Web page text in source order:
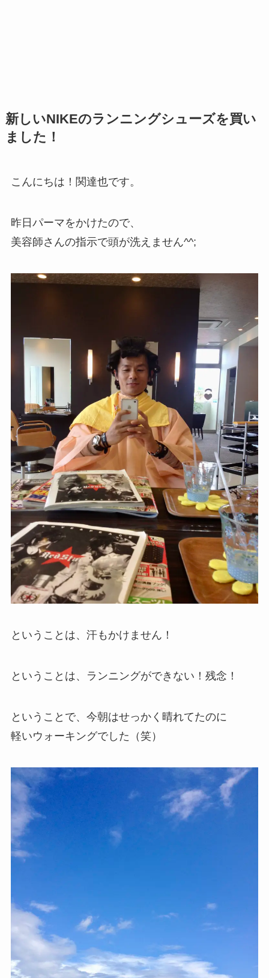
新しいNIKEのランニングシューズを買い
ました！
こんにちは！関達也です。
昨日パーマをかけたので、
美容師さんの指示で頭が洗えません^^;
ということは、汗もかけません！
ということは、ランニングができない！残念！
ということで、今朝はせっかく晴れてたのに
軽いウォーキングでした（笑）